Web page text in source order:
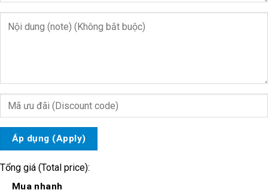
Áp dụng (Apply)
Tổng giá (Total price):
Mua nhanh